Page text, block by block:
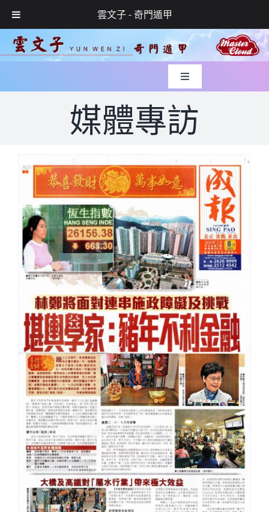
雲文子 - 奇門遁甲
Skip
to
Toggle
Navigation
入世緣起
媒體專訪
玄學服務
網上預約
Cloud Shop雲店
活動代言
浩瀚天龍蓮會
媒體專訪